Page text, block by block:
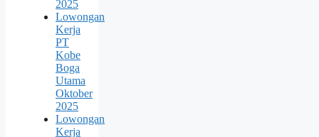
2025
Lowongan
Kerja
PT
Kobe
Boga
Utama
Oktober
2025
Lowongan
Kerja